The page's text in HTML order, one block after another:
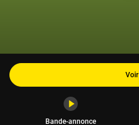
Voir
Bande-annonce